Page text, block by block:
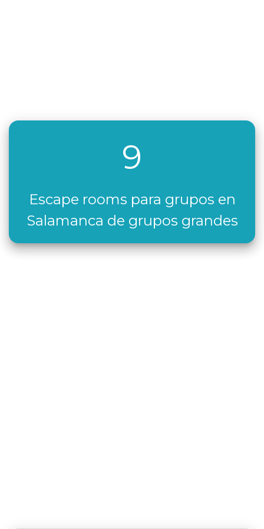
9
Escape rooms para grupos en
Salamanca de grupos grandes